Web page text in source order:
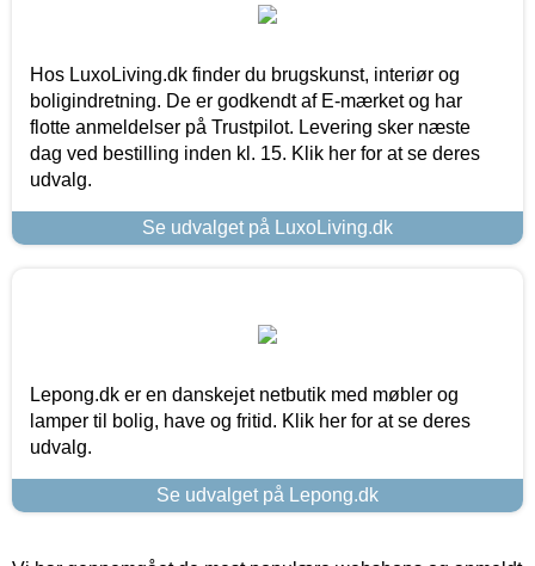
Hos LuxoLiving.dk finder du brugskunst, interiør og
boligindretning. De er godkendt af E-mærket og har
flotte anmeldelser på Trustpilot. Levering sker næste
dag ved bestilling inden kl. 15. Klik her for at se deres
udvalg.
Se udvalget på LuxoLiving.dk
Lepong.dk er en danskejet netbutik med møbler og
lamper til bolig, have og fritid. Klik her for at se deres
udvalg.
Se udvalget på Lepong.dk